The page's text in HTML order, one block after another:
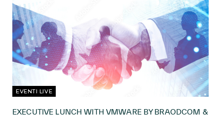
EVENTI LIVE
EXECUTIVE LUNCH WITH VMWARE BY BRAODCOM &